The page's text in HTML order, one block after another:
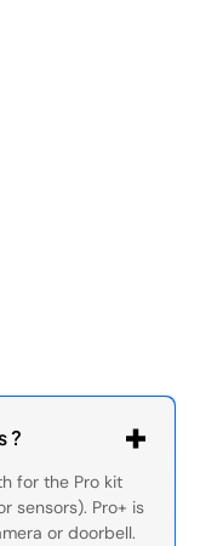
?
for the Pro kit
sensors). Pro+ is
or doorbell.